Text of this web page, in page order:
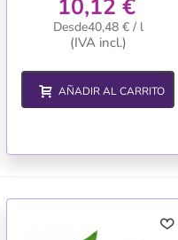
10,12 €
Desde40,48 € / l
(IVA incl.)
AÑADIR AL CARRITO